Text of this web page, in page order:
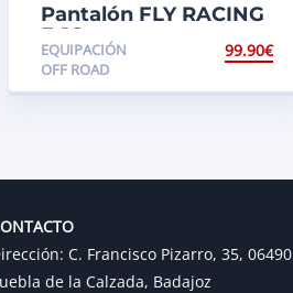
Pantalón FLY RACING
F-16
EQUIPACIÓN
OFF ROAD
99.90€
C. Francisco Pizarro, 35, 06490
de la Calzada, Badajoz